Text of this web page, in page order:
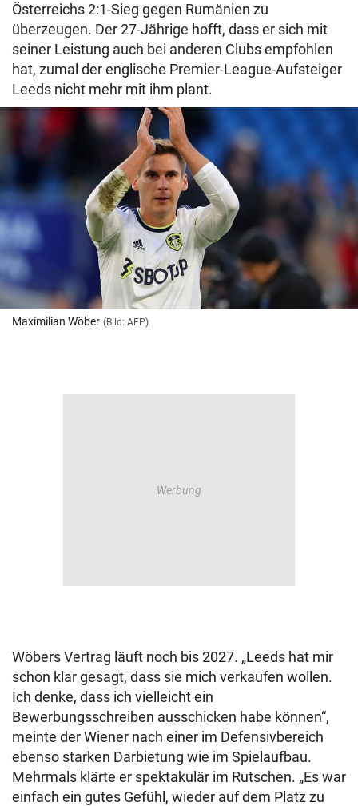
Österreichs 2:1-Sieg gegen Rumänien zu
überzeugen. Der 27-Jährige hofft, dass er sich mit
seiner Leistung auch bei anderen Clubs empfohlen
hat, zumal der englische Premier-League-Aufsteiger
Leeds nicht mehr mit ihm plant.
Maximilian Wöber (Bild: AFP)
Wöbers Vertrag läuft noch bis 2027. „Leeds hat mir
schon klar gesagt, dass sie mich verkaufen wollen.
Ich denke, dass ich vielleicht ein
Bewerbungsschreiben ausschicken habe können“,
meinte der Wiener nach einer im Defensivbereich
ebenso starken Darbietung wie im Spielaufbau.
Mehrmals klärte er spektakulär im Rutschen. „Es war
einfach ein gutes Gefühl, wieder auf dem Platz zu